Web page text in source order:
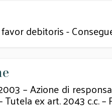
debitoris -
– Azione di
ex art. 2043 c.c. –